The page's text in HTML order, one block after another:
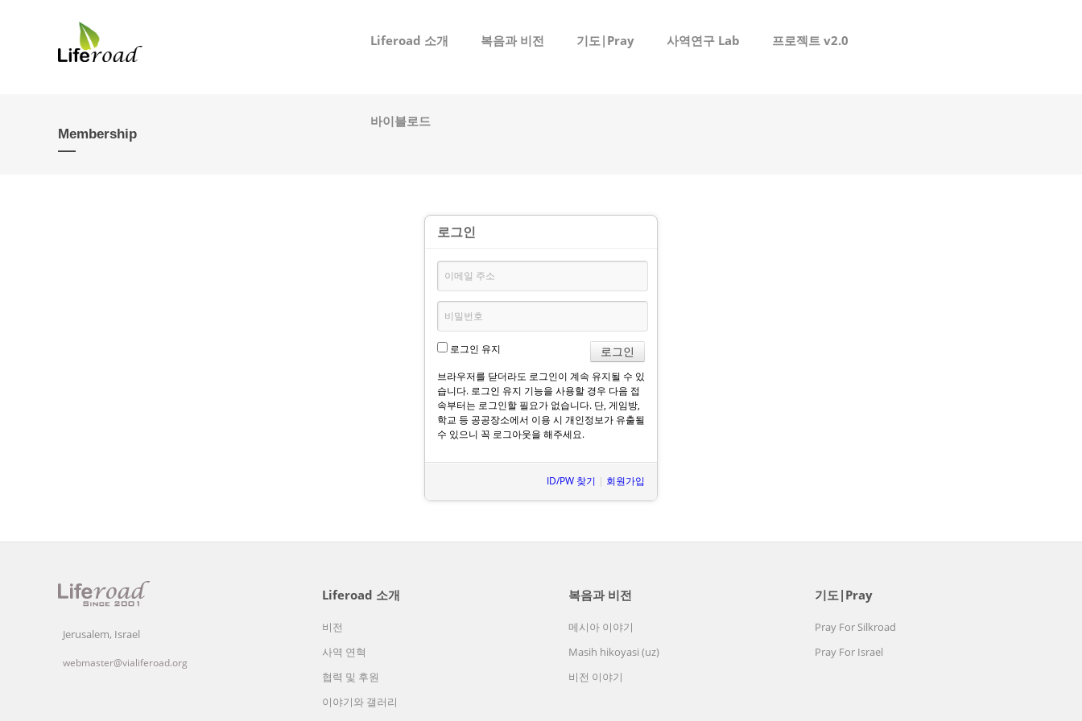
Liferoad 소개 복음과 비전 기도|Pray 사역연구 Lab 프로젝트 v2.0
바이블로드
Membership
로그인
로그인 유지
브라우저를 닫더라도 로그인이 계속 유지될 수 있
습니다. 로그인 유지 기능을 사용할 경우 다음 접
속부터는 로그인할 필요가 없습니다. 단, 게임방,
학교 등 공공장소에서 이용 시 개인정보가 유출될
수 있으니 꼭 로그아웃을 해주세요.
ID/PW 찾기 | 회원가입
Jerusalem, Israel
webmaster@vialiferoad.org
Liferoad 소개
비전
사역 연혁
협력 및 후원
이야기와 갤러리
복음과 비전
메시아 이야기
Masih hikoyasi (uz)
비전 이야기
기도|Pray
Pray For Silkroad
Pray For Israel